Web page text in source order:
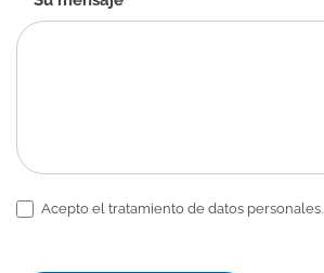
Acepto el tratamiento de datos personales.